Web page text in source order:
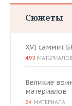
Сюжеты
XVI саммит
499 МАТЕРИАЛОВ
Великие
материалов
24 МАТЕРИАЛА